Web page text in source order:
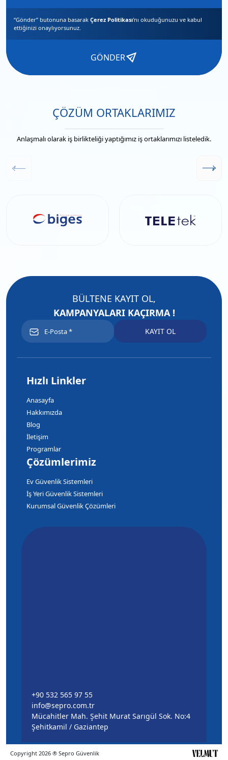
“Gönder” butonuna basarak Çerez Politikası'nı okuduğunuzu ve kabul
ettiğinizi onaylıyorsunuz.
GÖNDER
ÇÖZÜM ORTAKLARIMIZ
Anlaşmalı olarak iş birlikteliği yaptığımız iş ortaklarımızı listeledik.
BÜLTENE KAYIT OL,
KAMPANYALARI KAÇIRMA !
Hızlı Linkler
Anasayfa
Hakkımızda
Blog
İletişim
Programlar
Çözümlerimiz
Ev Güvenlik Sistemleri
İş Yeri Güvenlik Sistemleri
Kurumsal Güvenlik Çözümleri
Copyright 2026 ® Sepro Güvenlik
+90 532 565 97 55
info@sepro.com.tr
Mücahitler Mah. Şehit Murat Sarıgül Sok. No:4
Şehitkamil / Gaziantep